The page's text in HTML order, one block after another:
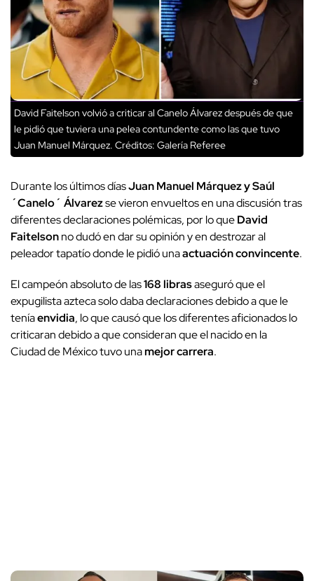
David Faitelson volvió a criticar al Canelo Álvarez después de que
le pidió que tuviera una pelea contundente como las que tuvo
Juan Manuel Márquez. Créditos: Galería Referee
Durante los últimos díasJuan Manuel Márquez y Saúl
´Canelo´ Álvarezse vieron envueltos en una discusión tras
diferentes declaraciones polémicas, por lo queDavid
Faitelsonno dudó en dar su opinión y en destrozar al
peleador tapatío donde le pidió unaactuación convincente.
El campeón absoluto de las168 librasaseguró que el
expugilista azteca solo daba declaraciones debido a que le
teníaenvidia, lo que causó que los diferentes aficionados lo
criticaran debido a que consideran que el nacido en la
Ciudad de México tuvo unamejor carrera.